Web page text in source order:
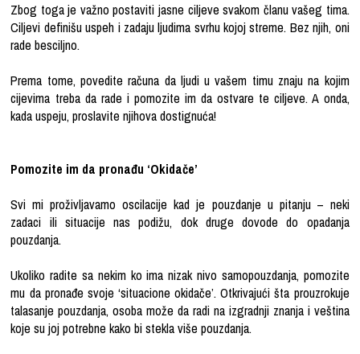
Zbog toga je važno postaviti jasne ciljeve svakom članu vašeg tima.
Ciljevi definišu uspeh i zadaju ljudima svrhu kojoj streme. Bez njih, oni
rade besciljno.
Prema tome, povedite računa da ljudi u vašem timu znaju na kojim
cijevima treba da rade i pomozite im da ostvare te ciljeve. A onda,
kada uspeju, proslavite njihova dostignuća!
Pomozite im da pronađu ‘Okidače’
Svi mi proživljavamo oscilacije kad je pouzdanje u pitanju – neki
zadaci ili situacije nas podižu, dok druge dovode do opadanja
pouzdanja.
Ukoliko radite sa nekim ko ima nizak nivo samopouzdanja, pomozite
mu da pronađe svoje ‘situacione okidače’. Otkrivajući šta prouzrokuje
talasanje pouzdanja, osoba može da radi na izgradnji znanja i veština
koje su joj potrebne kako bi stekla više pouzdanja.